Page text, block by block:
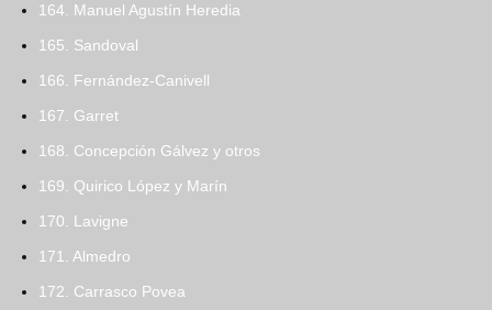
164. Manuel Agustín Heredia
165. Sandoval
166. Fernández-Canivell
167. Garret
168. Concepción Gálvez y otros
169. Quirico López y Marín
170. Lavigne
171. Almedro
172. Carrasco Povea